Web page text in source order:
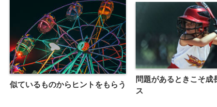
似ているものからヒントをもらう
問題があるときこそ成
ス